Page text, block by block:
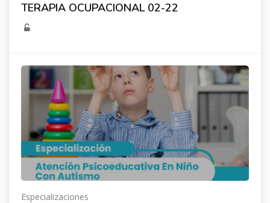
TERAPIA OCUPACIONAL 02-22
Especializaciones